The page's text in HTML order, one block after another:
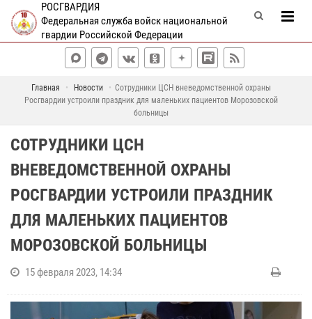
РОСГВАРДИЯ
Федеральная служба войск национальной
гвардии Российской Федерации
Главная Новости
Сотрудники ЦСН вневедомственной охраны
Росгвардии устроили праздник для маленьких пациентов Морозовской
больницы
СОТРУДНИКИ ЦСН
ВНЕВЕДОМСТВЕННОЙ ОХРАНЫ
РОСГВАРДИИ УСТРОИЛИ ПРАЗДНИК
ДЛЯ МАЛЕНЬКИХ ПАЦИЕНТОВ
МОРОЗОВСКОЙ БОЛЬНИЦЫ
15 февраля 2023, 14:34